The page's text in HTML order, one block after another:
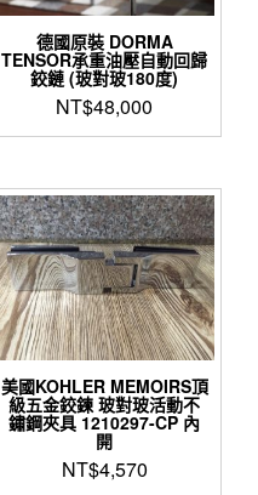
德國原裝 DORMA
TENSOR承重油壓自動回歸
鉸鏈 (玻對玻180度)
NT$48,000
美國KOHLER MEMOIRS頂
級五金鉸鍊 玻對玻活動不
鏽鋼夾具 1210297-CP 內
開
NT$4,570